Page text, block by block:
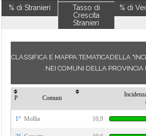
% di Stranieri
Tasso di
Crescita
Stranieri
% di
CLASSIFICA E MAPPA TEMATICADELLA
NEI COMUNI DELLA PROVINCIA
P Comuni
1° Mollia 10,9